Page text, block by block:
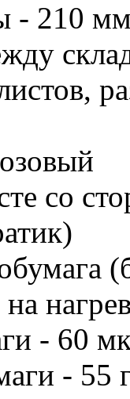
- 210
со
- 60
- 55